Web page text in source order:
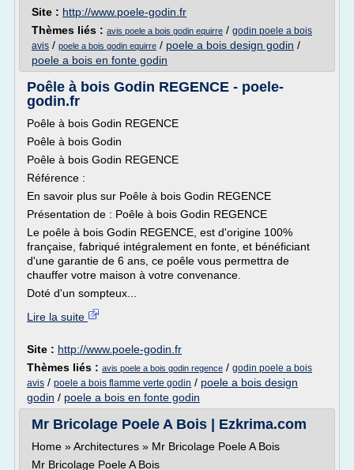
Site : http://www.poele-godin.fr
Thèmes liés : avis poele a bois godin equirre / godin poele a bois
avis / poele a bois godin equirre / poele a bois design godin /
poele a bois en fonte godin
Poêle à bois Godin REGENCE - poele-
godin.fr
Poêle à bois Godin REGENCE
Poêle à bois Godin
Poêle à bois Godin REGENCE
Référence :
En savoir plus sur Poêle à bois Godin REGENCE
Présentation de : Poêle à bois Godin REGENCE
Le poêle à bois Godin REGENCE, est d'origine 100%
française, fabriqué intégralement en fonte, et bénéficiant
d'une garantie de 6 ans, ce poêle vous permettra de
chauffer votre maison à votre convenance.
Doté d'un sompteux...
Lire la suite
Site : http://www.poele-godin.fr
Thèmes liés : avis poele a bois godin regence / godin poele a bois
avis / poele a bois flamme verte godin / poele a bois design
godin / poele a bois en fonte godin
Mr Bricolage Poele A Bois | Ezkrima.com
Home » Architectures » Mr Bricolage Poele A Bois
Mr Bricolage Poele A Bois